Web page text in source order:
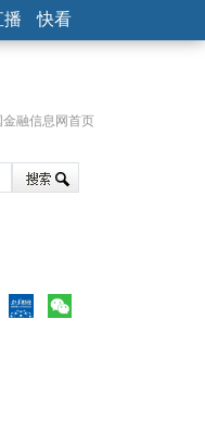
播 快看
金融信息网首页